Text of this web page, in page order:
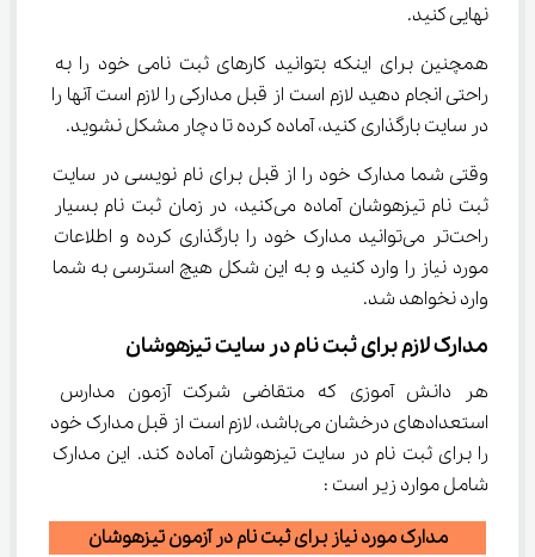
نهایی کنید.
همچنین برای اینکه بتوانید کارهای ثبت نامی خود را به
راحتی انجام دهید لازم است از قبل مدارکی را لازم است آنها را
در سایت بارگذاری کنید، آماده کرده تا دچار مشکل نشوید.
وقتی شما مدارک خود را از قبل برای نام نویسی در سایت
ثبت نام تیزهوشان آماده می‌کنید، در زمان ثبت نام بسیار
راحت‌تر می‌توانید مدارک خود را بارگذاری کرده و اطلاعات
مورد نیاز را وارد کنید و به این شکل هیچ استرسی به شما
وارد نخواهد شد.
مدارک لازم برای ثبت نام در سایت تیزهوشان
هر دانش آموزی که متقاضی شرکت آزمون مدارس
استعدادهای درخشان می‌باشد، لازم است از قبل مدارک خود
را برای ثبت نام در سایت تیزهوشان آماده کند.‌ این مدارک
شامل موارد زیر است :
مدارک مورد نیاز برای ثبت نام در آزمون تیزهوشان